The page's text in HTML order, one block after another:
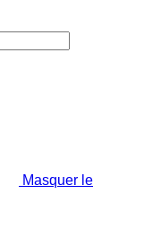
Masquer le